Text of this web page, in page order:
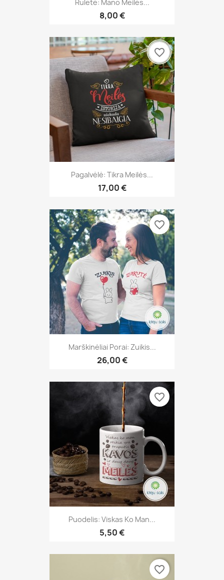
Ruletė: Mano Meilės...
8,00 €
Pagalvėlė: Tikra Meilės...
17,00 €
favorite_border
Marškinėliai Porai: Zuikis...
26,00 €
favorite_border
Puodelis: Viskas Ko Man...
5,50 €
favorite_border
favorite_border